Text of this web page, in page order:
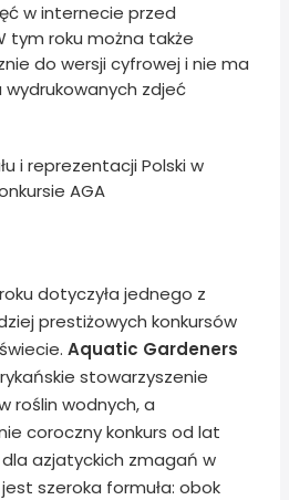
w internecie przed
tym roku można także
do wersji cyfrowej i nie ma
zdjeć
i reprezentacji Polski w
AGA
dotyczyła jednego z
prestiżowych konkursów
Aquatic Gardeners
stowarzyszenie
roślin wodnych, a
coroczny konkurs od lat
azjatyckich zmagań w
jest szeroka formuła: obok